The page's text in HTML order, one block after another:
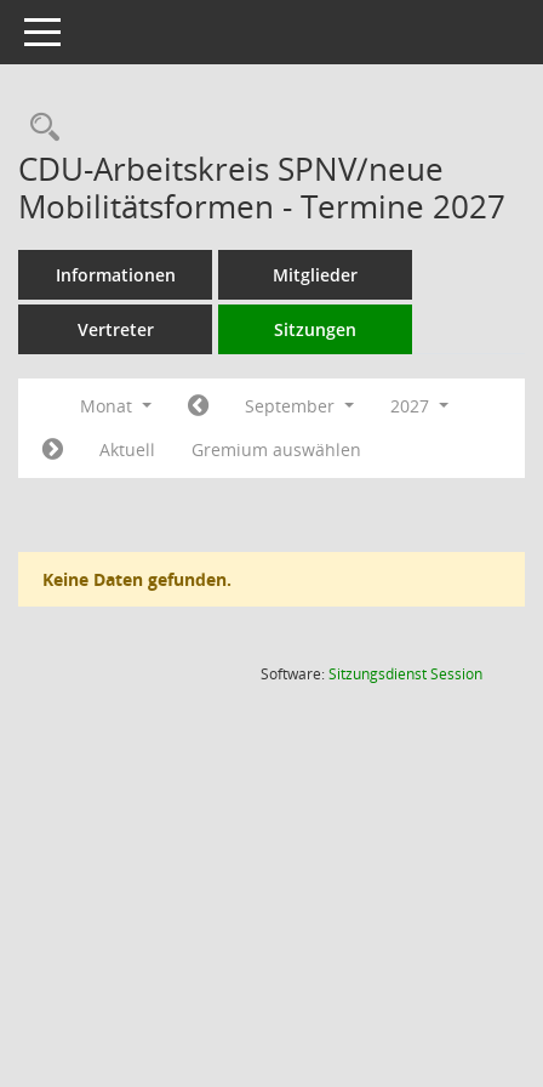
Toggle navigation
Rechercheauswahl
CDU-Arbeitskreis SPNV/neue
Mobilitätsformen - Termine 2027
Informationen Mitglieder
Vertreter Sitzungen
Monat September
2027
Aktuell
Gremium auswählen
Keine Daten gefunden.
Software:SitzungsdienstSession(Wird in